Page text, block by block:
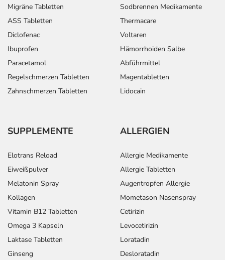
Migräne Tabletten
ASS Tabletten
Diclofenac
Ibuprofen
Paracetamol
Regelschmerzen Tabletten
Zahnschmerzen Tabletten
Sodbrennen Medikamente
Thermacare
Voltaren
Hämorrhoiden Salbe
Abführmittel
Magentabletten
Lidocain
SUPPLEMENTE
Elotrans Reload
Eiweißpulver
Melatonin Spray
Kollagen
Vitamin B12 Tabletten
Omega 3 Kapseln
Laktase Tabletten
Ginseng
ALLERGIEN
Allergie Medikamente
Allergie Tabletten
Augentropfen Allergie
Mometason Nasenspray
Cetirizin
Levocetirizin
Loratadin
Desloratadin